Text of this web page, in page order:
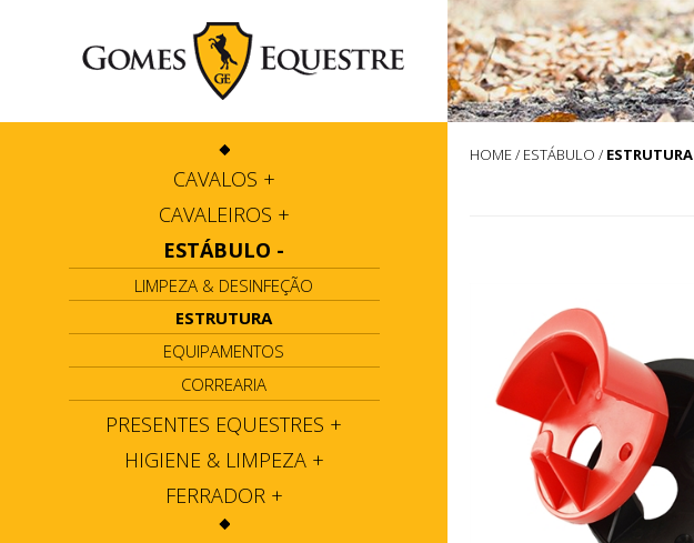
CAVALOS +
CAVALEIROS +
ESTÁBULO -
LIMPEZA & DESINFEÇÃO
ESTRUTURA
EQUIPAMENTOS
CORREARIA
PRESENTES EQUESTRES +
HIGIENE & LIMPEZA +
FERRADOR +
HOME/ ESTÁBULO / ESTRUTURA